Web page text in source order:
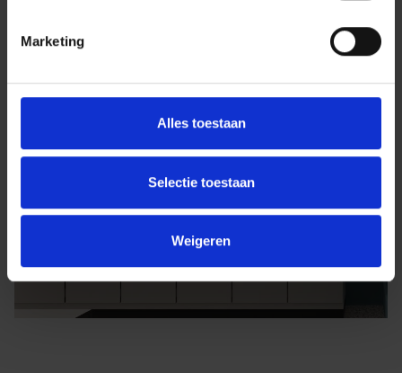
Marketing
Alles toestaan
Selectie toestaan
Weigeren